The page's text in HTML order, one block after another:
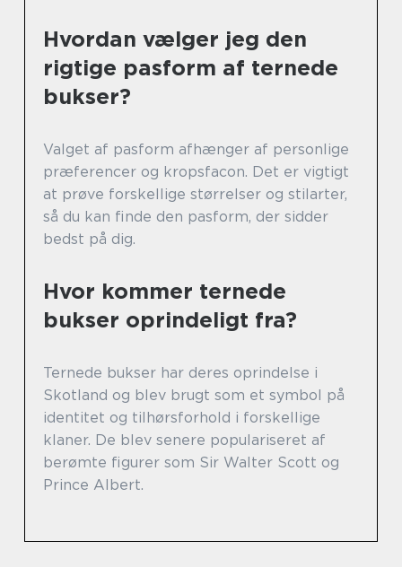
Hvordan vælger jeg den
rigtige pasform af ternede
bukser?
Valget af pasform afhænger af personlige
præferencer og kropsfacon. Det er vigtigt
at prøve forskellige størrelser og stilarter,
så du kan finde den pasform, der sidder
bedst på dig.
Hvor kommer ternede
bukser oprindeligt fra?
Ternede bukser har deres oprindelse i
Skotland og blev brugt som et symbol på
identitet og tilhørsforhold i forskellige
klaner. De blev senere populariseret af
berømte figurer som Sir Walter Scott og
Prince Albert.